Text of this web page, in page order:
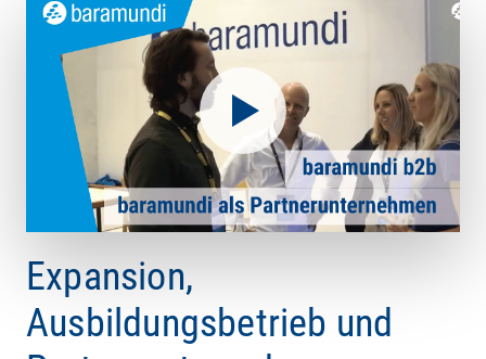
Expansion,
Ausbildungsbetrieb und